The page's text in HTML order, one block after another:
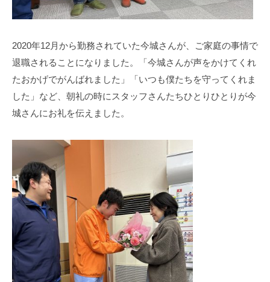
2020年12月から勤務されていた今城さんが、ご家庭の事情で
退職されることになりました。「今城さんが声をかけてくれ
たおかげでがんばれました」「いつも僕たちを守ってくれま
した」など、朝礼の時にスタッフさんたちひとりひとりが今
城さんにお礼を伝えました。